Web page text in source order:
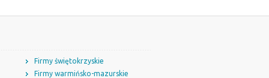
Firmy świętokrzyskie
Firmy warmińsko-mazurskie